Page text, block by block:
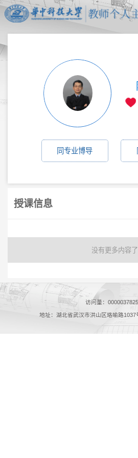
同专业博导
授课信息
没有更多内容了
访问量： 0000037825
地址：湖北省武汉市洪山区珞喻路1037